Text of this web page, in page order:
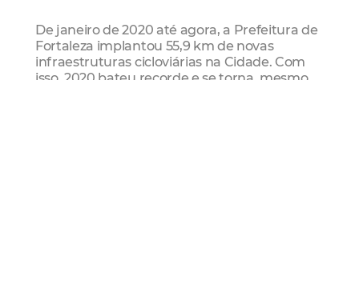
De janeiro de 2020 até agora, a Prefeitura de
Fortaleza implantou 55,9 km de novas
infraestruturas cicloviárias na Cidade. Com
isso, 2020 bateu recorde e se torna, mesmo